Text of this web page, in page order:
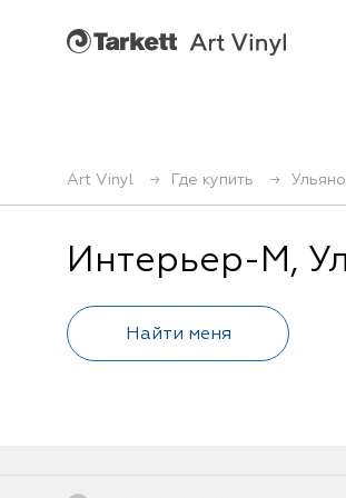
Art Vinyl Где купить
Интерьер-М,